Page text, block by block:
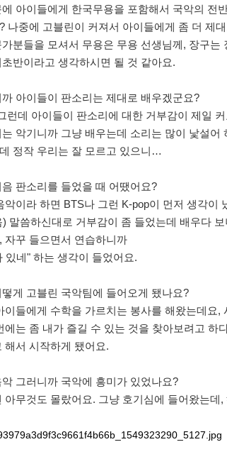
에 아이들에게 한국무용을 포함해서 국악의 전
나중에 고블린이 커져서 아이들에게 좀 더 제
분들을 모셔서 무용은 무용 선생님께, 장구
반이라고 생각하시면 될 것 같아요.
아이들이 판소리는 제대로 배우겠군요?
런데 아이들이 판소리에 대한 거부감이 제일
악기니까 그냥 배우는데 소리는 많이 낯설
정작 우리는 잘 모르고 있으니…
판소리를 들었을 때 어땠어요?
악이라 하면 BTS나 그런 K-pop이 먼저 생각이
말씀하신대로 거부감이 좀 들었는데 배우다
자꾸 들으면서 연습하니까
있네" 하는 생각이 들었어요.
게 고블린 국악팀에 들어오게 됐나요?
이들에게 수학을 가르치는 봉사를 해왔는데요
에는 좀 내가 즐길 수 있는 것을 찾아보려고
해서 시작하게 됐어요.
그러니까 국악에 흥미가 있었나요?
아무것도 몰랐어요. 그냥 호기심에 들어왔는데